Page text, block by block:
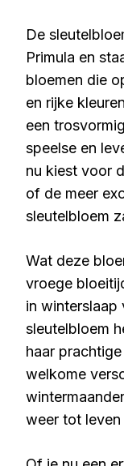
De
Primula en
bloemen die
en rijke
een
speelse en
nu kiest voor
of de meer
sleutelbloem
Wat deze
vroege
in winterslaap
sleutelbloem
haar
welkome
weer tot leven